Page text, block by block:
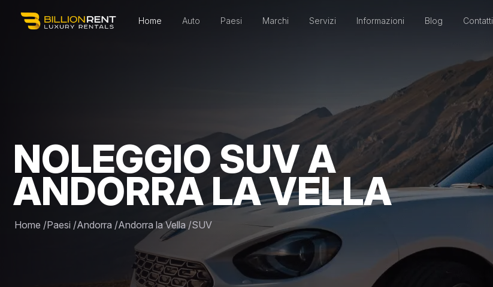
Home Auto Paesi Marchi Servizi Informazioni Blog Contatti
NOLEGGIO SUV A
ANDORRA LA VELLA
Home /Paesi /Andorra /Andorra la Vella /SUV